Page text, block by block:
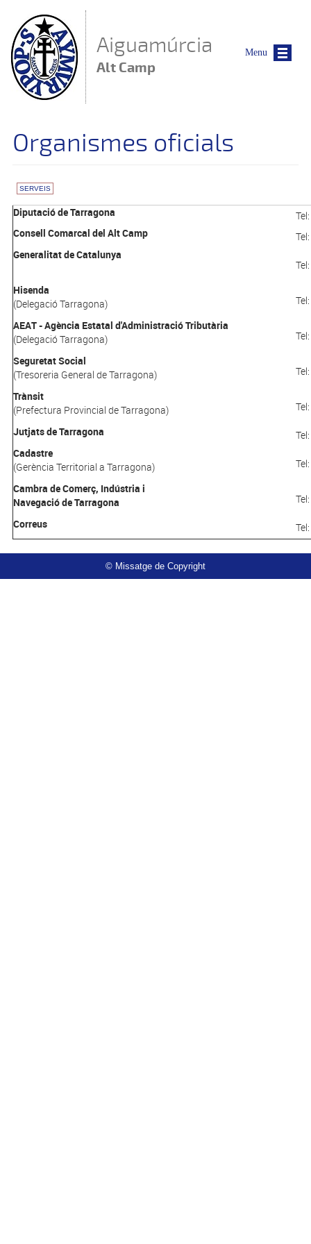
Aiguamúrcia
Alt Camp
Organismes oficials
SERVEIS
Diputació de Tarragona
Tel:
Consell Comarcal del Alt Camp
Tel:
Generalitat de Catalunya
Hisenda
(Delegació Tarragona)
Tel:
AEAT - Agència Estatal d'Administració Tributària
(Delegació Tarragona)
Tel:
Seguretat Social
(Tresoreria General de Tarragona)
Tel:
Trànsit
(Prefectura Provincial de Tarragona)
Tel:
Jutjats de Tarragona
Tel:
Cadastre
(Gerència Territorial a Tarragona)
Tel:
Cambra de Comerç, Indústria i
Navegació de Tarragona
Tel:
Correus
Tel:
© Missatge de Copyright
Menu